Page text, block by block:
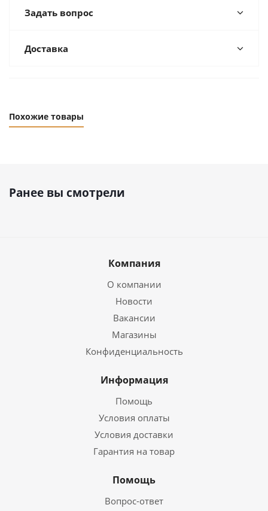
Задать вопрос
Доставка
Похожие товары
Ранее вы смотрели
Компания
О компании
Новости
Вакансии
Магазины
Конфиденциальность
Информация
Помощь
Условия оплаты
Условия доставки
Гарантия на товар
Помощь
Вопрос-ответ